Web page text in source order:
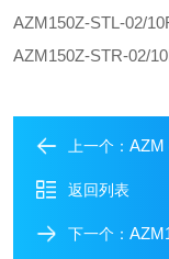
AZM150Z-STL-02/
AZM150Z-STR-02/
上一个： AZM
返回列表
下一个：